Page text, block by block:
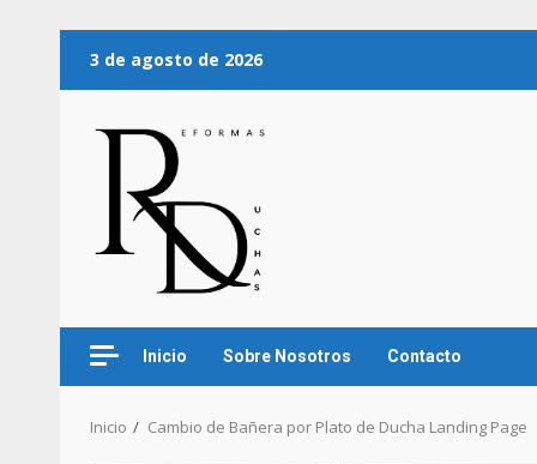
3 de agosto de 2026
Inicio Sobre Nosotros Contacto
Inicio Cambio de Bañera por Plato de Ducha Landing Page